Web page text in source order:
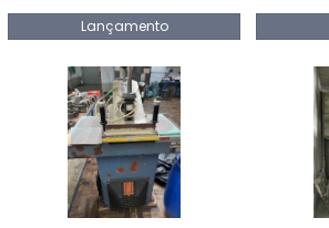
Lançamento